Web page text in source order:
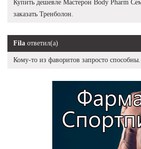
Купить дешевле Мастерон Body Pharm
заказать Тренболон.
Fila ответил(а)
Кому-то из фаворитов запросто способны.